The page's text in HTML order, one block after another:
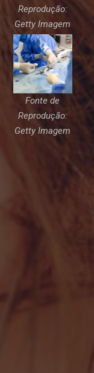
Reprodução:
Getty Imagem
Fonte de
Reprodução:
Getty Imagem